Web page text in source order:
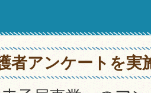
者アンケートを実